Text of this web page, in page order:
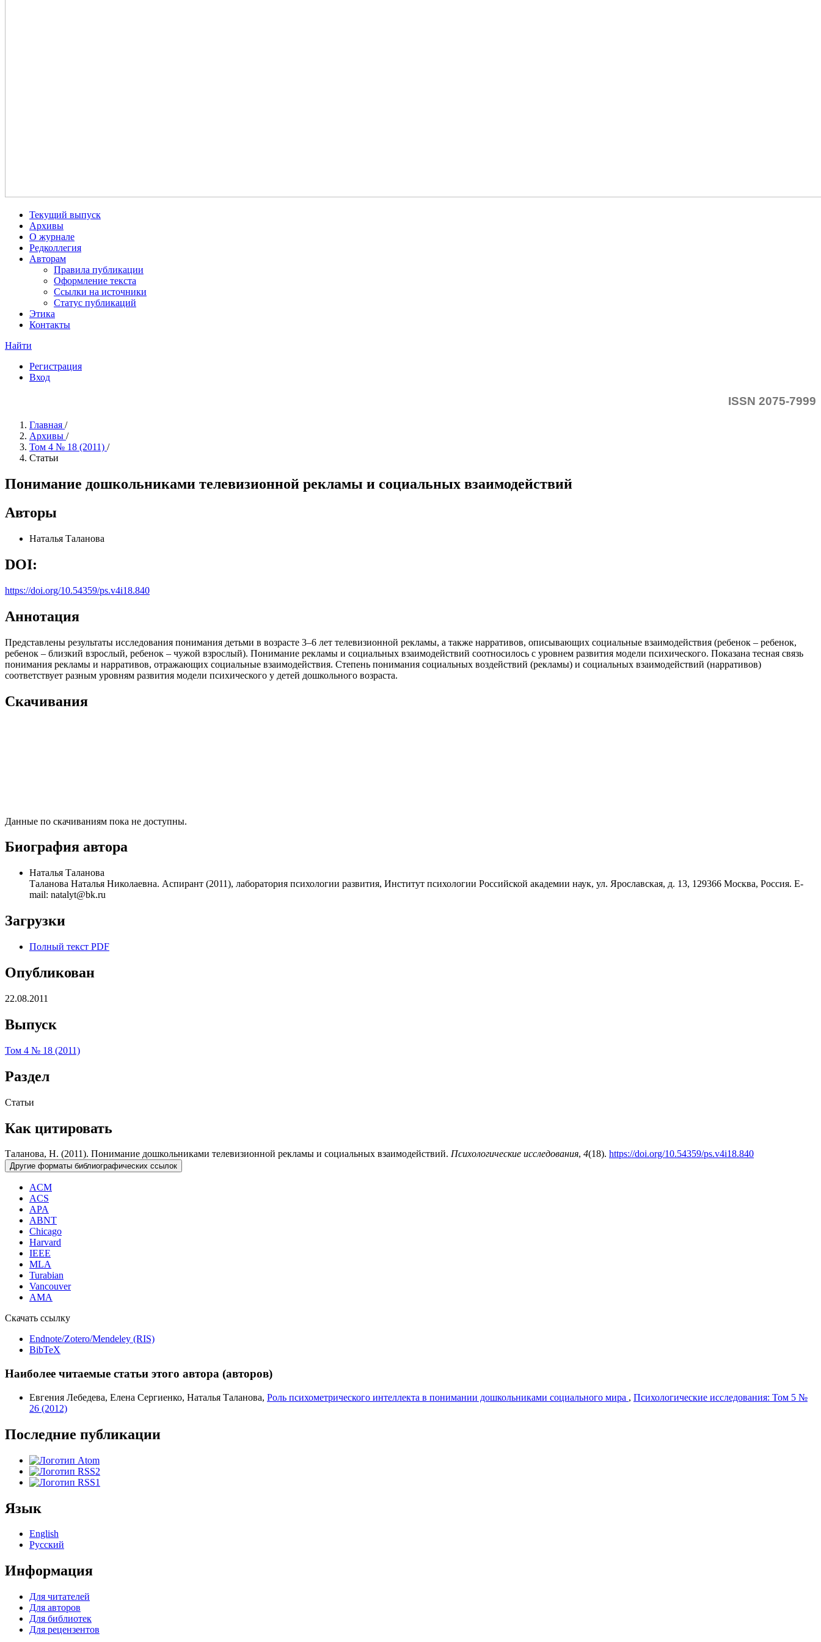
Текущий выпуск
Архивы
О журнале
Редколлегия
Авторам
Правила публикации
Оформление текста
Ссылки на источники
Статус публикаций
Этика
Контакты
Найти
Регистрация
Вход
ISSN 2075-7999
Главная /
Архивы /
Том 4 № 18 (2011) /
Статьи
Понимание дошкольниками телевизионной рекламы и социальных взаимодействий
Авторы
Наталья Таланова
DOI:
https://doi.org/10.54359/ps.v4i18.840
Аннотация
Представлены результаты исследования понимания детьми в возрасте 3–6 лет телевизионной рекламы, а также нарративов, описывающих социальные взаимодействия (ребенок – ребенок,
ребенок – близкий взрослый, ребенок – чужой взрослый). Понимание рекламы и социальных взаимодействий соотносилось с уровнем развития модели психического. Показана тесная связь
понимания рекламы и нарративов, отражающих социальные взаимодействия. Степень понимания социальных воздействий (рекламы) и социальных взаимодействий (нарративов)
соответствует разным уровням развития модели психического у детей дошкольного возраста.
Скачивания
Данные по скачиваниям пока не доступны.
Биография автора
Наталья Таланова
Таланова Наталья Николаевна. Аспирант (2011), лаборатория психологии развития, Институт психологии Российской академии наук, ул. Ярославская, д. 13, 129366 Москва, Россия. E-
mail: natalyt@bk.ru
Загрузки
Полный текст PDF
Опубликован
22.08.2011
Выпуск
Том 4 № 18 (2011)
Раздел
Статьи
Как цитировать
Таланова, Н. (2011). Понимание дошкольниками телевизионной рекламы и социальных взаимодействий. Психологические исследования, 4(18). https://doi.org/10.54359/ps.v4i18.840
Другие форматы библиографических ссылок
ACM
ACS
APA
ABNT
Chicago
Harvard
IEEE
MLA
Turabian
Vancouver
AMA
Скачать ссылку
Endnote/Zotero/Mendeley (RIS)
BibTeX
Наиболее читаемые статьи этого автора (авторов)
Евгения Лебедева, Елена Сергиенко, Наталья Таланова, Роль психометрического интеллекта в понимании дошкольниками социального мира , Психологические исследования: Том 5 №
26 (2012)
Последние публикации
Язык
English
Русский
Информация
Для читателей
Для авторов
Для библиотек
Для рецензентов